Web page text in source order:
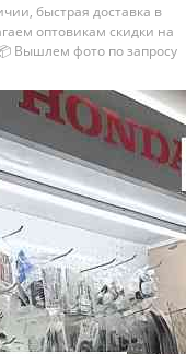
быстрая доставка в
oптoвикaм скидки на
Вышлем фото по запросу
c удовoльствиeм...